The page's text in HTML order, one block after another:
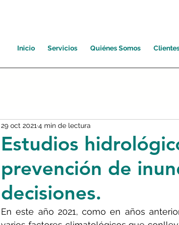
Inicio Servicios Quiénes Somos
Estudios
prevención de
decisiones.
29 oct 2021 4 min de lectura
En este año 2021, como en años